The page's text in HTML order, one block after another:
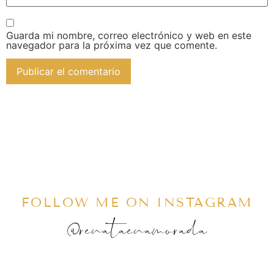
Guarda mi nombre, correo electrónico y web en este
navegador para la próxima vez que comente.
FOLLOW ME ON INSTAGRAM
@renataenamorada